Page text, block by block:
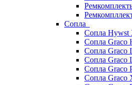
Сопла
Сопла Hywst
Сопла Graco
Сопла Graco
Сопла Graco
Сопла Graco
Сопла Graco